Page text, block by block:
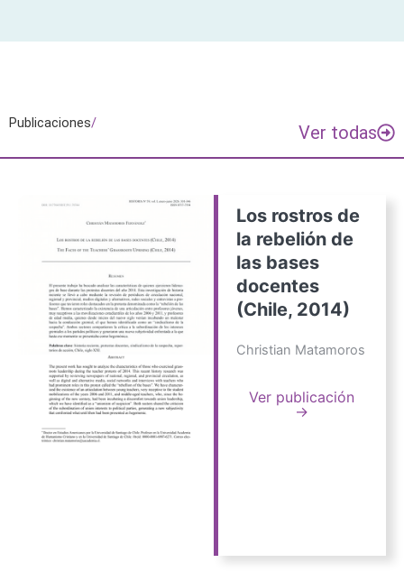
Publicaciones/ Ver todas
Los rostros de
la rebelión de
las bases
docentes
(Chile, 2014)
Christian Matamoros
Ver publicación
→